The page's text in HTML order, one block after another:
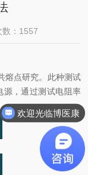
数：1557
熔点研究。此种测试
源，通过测试电阻率
欢迎光临博医康